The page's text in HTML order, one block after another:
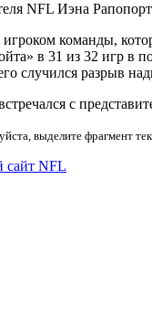
NFL Иэна
команды,
в 31 из 32 игр в
случился разрыв
с
выделите фрагмент
NFL